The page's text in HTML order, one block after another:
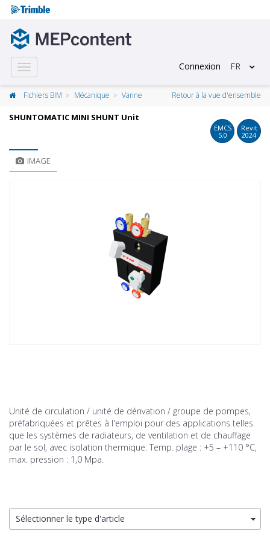
Toggle
navigation
Connexion FR
Fichiers BIM Mécanique Vanne Retour à la vue d'ensemble
SHUNTOMATIC MINI SHUNT Unit
EMCS
5.0
Revit
2024
IMAGE
Unité de circulation / unité de dérivation / groupe de pompes,
préfabriquées et prêtes à l'emploi pour des applications telles
que les systèmes de radiateurs, de ventilation et de chauffage
par le sol, avec isolation thermique. Temp. plage : +5 – +110 °C,
max. pression : 1,0 Mpa.
Sélectionner le type d'article